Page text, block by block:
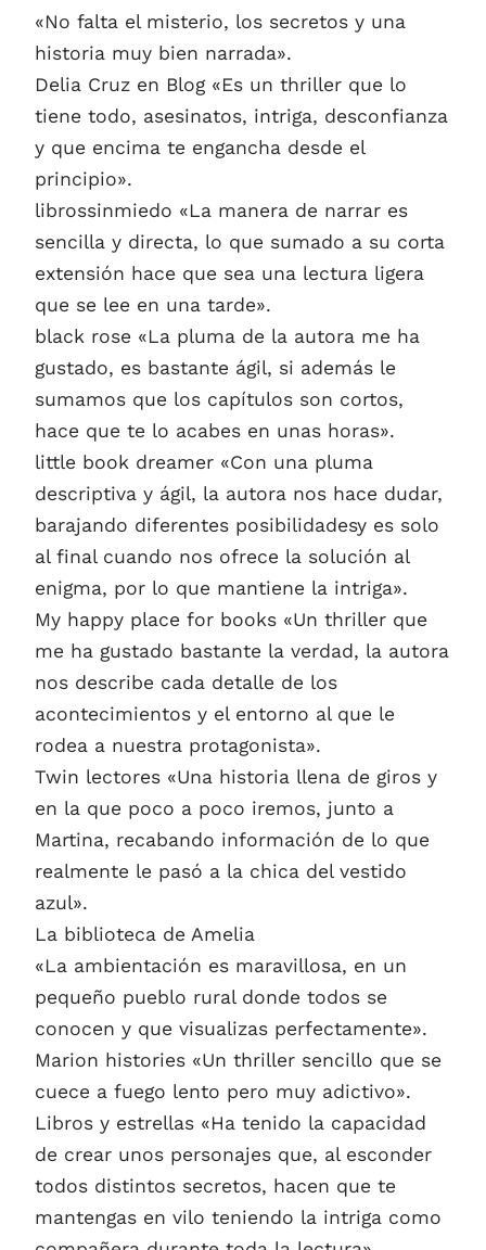
«No falta el misterio, los secretos y una
historia muy bien narrada».
Delia Cruz en Blog «Es un thriller que lo
tiene todo, asesinatos, intriga, desconfianza
y que encima te engancha desde el
principio».
librossinmiedo «La manera de narrar es
sencilla y directa, lo que sumado a su corta
extensión hace que sea una lectura ligera
que se lee en una tarde».
black rose «La pluma de la autora me ha
gustado, es bastante ágil, si además le
sumamos que los capítulos son cortos,
hace que te lo acabes en unas horas».
little book dreamer «Con una pluma
descriptiva y ágil, la autora nos hace dudar,
barajando diferentes posibilidadesy es solo
al final cuando nos ofrece la solución al
enigma, por lo que mantiene la intriga».
My happy place for books «Un thriller que
me ha gustado bastante la verdad, la autora
nos describe cada detalle de los
acontecimientos y el entorno al que le
rodea a nuestra protagonista».
Twin lectores «Una historia llena de giros y
en la que poco a poco iremos, junto a
Martina, recabando información de lo que
realmente le pasó a la chica del vestido
azul».
La biblioteca de Amelia
«La ambientación es maravillosa, en un
pequeño pueblo rural donde todos se
conocen y que visualizas perfectamente».
Marion histories «Un thriller sencillo que se
cuece a fuego lento pero muy adictivo».
Libros y estrellas «Ha tenido la capacidad
de crear unos personajes que, al esconder
todos distintos secretos, hacen que te
mantengas en vilo teniendo la intriga como